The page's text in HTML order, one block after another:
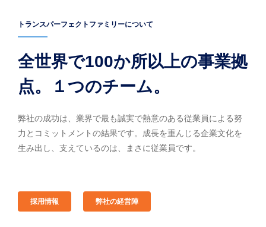
トランスパーフェクトファミリーについて
全世界で100か所以上の事業拠
点。１つのチーム。
弊社の成功は、業界で最も誠実で熱意のある従業員による努
力とコミットメントの結果です。成長を重んじる企業文化を
生み出し、支えているのは、まさに従業員です。
採用情報 弊社の経営陣